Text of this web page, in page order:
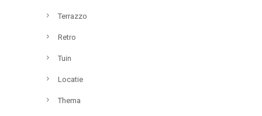
Terrazzo
Retro
Tuin
Locatie
Thema